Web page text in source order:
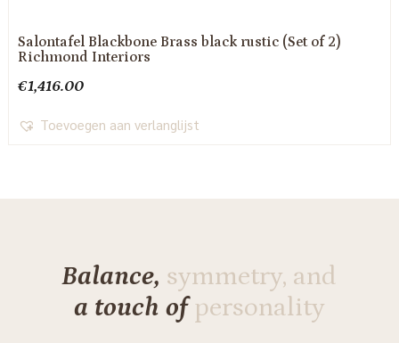
Salontafel Blackbone Brass black rustic (Set of 2)
Richmond Interiors
€1,416.00
Toevoegen aan verlanglijst
Balance, symmetry, and
a touch ofpersonality